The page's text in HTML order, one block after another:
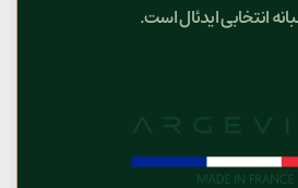
انتخابی ایدئال است.